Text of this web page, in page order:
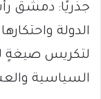
جذريًا: دمشق
الدولة
لتكريس صيغةٍ
السياسية